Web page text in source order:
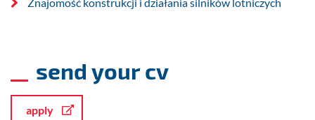
send your cv
apply